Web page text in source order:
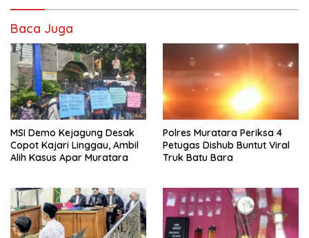
Baca Juga
MSI Demo Kejagung Desak
Copot Kajari Linggau, Ambil
Alih Kasus Apar Muratara
Polres Muratara Periksa 4
Petugas Dishub Buntut Viral
Truk Batu Bara